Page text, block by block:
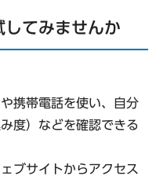
してみませんか
携帯電話を使い、自分
度）などを確認できる
ブサイトからアクセス